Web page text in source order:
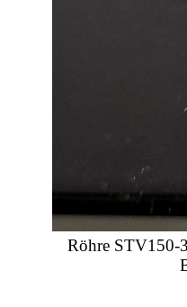
Röhre STV150-